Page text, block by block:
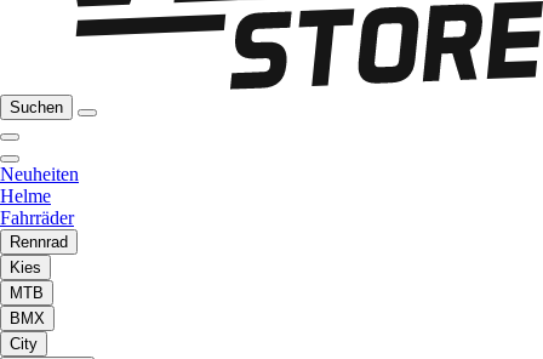
Suchen
Neuheiten
Helme
Fahrräder
Rennrad
Kies
MTB
BMX
City